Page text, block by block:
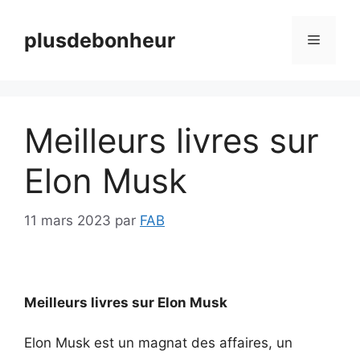
contenuplusdebonheur Menu
Meilleurs livres sur
Elon Musk
11 mars 2023 par FAB
Meilleurs livres sur Elon Musk
Elon Musk est un magnat des affaires, un